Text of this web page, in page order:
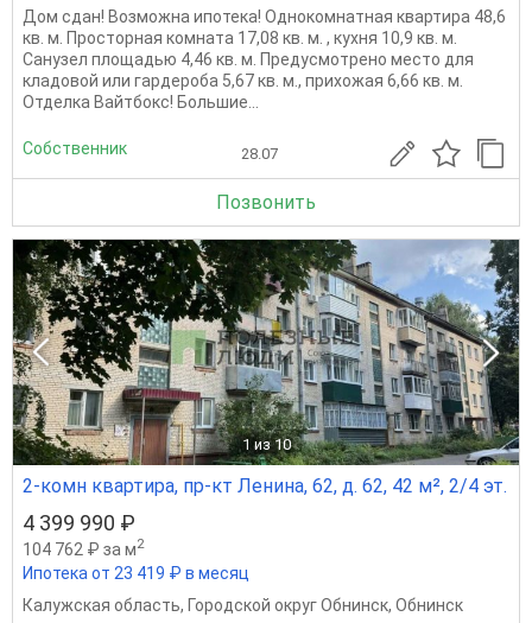
Дом сдан! Возможна ипотека! Однокомнатная квартира 48,6
кв. м. Просторная комната 17,08 кв. м. , кухня 10,9 кв. м.
Санузел площадью 4,46 кв. м. Предусмотрено место для
кладовой или гардероба 5,67 кв. м., прихожая 6,66 кв. м.
Отделка Вайтбокс! Большие...
Собственник 28.07
Позвонить
1 из 10
2-комн квартира, пр-кт Ленина, 62, д. 62, 42 м², 2/4 эт.
4 399 990 ₽
104 762 ₽ за м2
Ипотека от 23 419 ₽ в месяц
Калужская область, Городской округ Обнинск, Обнинск